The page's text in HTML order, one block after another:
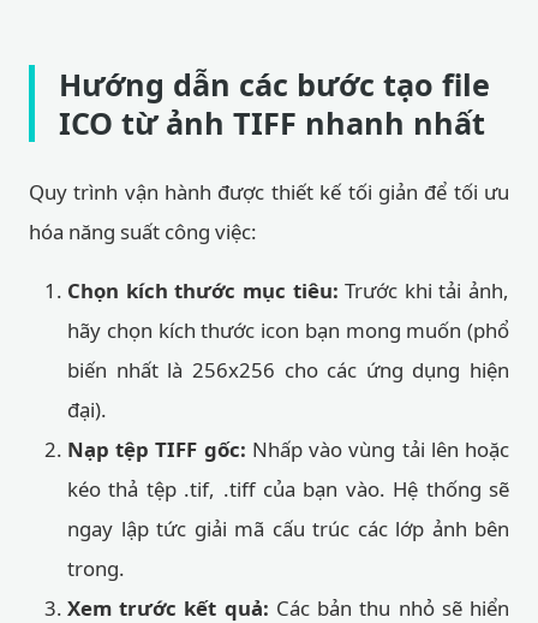
Hướng dẫn các bước tạo file
ICO từ ảnh TIFF nhanh nhất
Quy trình vận hành được thiết kế tối giản để tối ưu
hóa năng suất công việc:
Chọn kích thước mục tiêu: Trước khi tải ảnh,
hãy chọn kích thước icon bạn mong muốn (phổ
biến nhất là 256x256 cho các ứng dụng hiện
đại).
Nạp tệp TIFF gốc: Nhấp vào vùng tải lên hoặc
kéo thả tệp .tif, .tiff của bạn vào. Hệ thống sẽ
ngay lập tức giải mã cấu trúc các lớp ảnh bên
trong.
Xem trước kết quả: Các bản thu nhỏ sẽ hiển